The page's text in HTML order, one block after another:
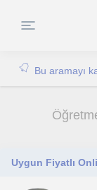
Bu aramayı
Uygun Fiyatlı